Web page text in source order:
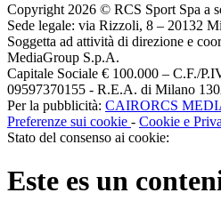
Copyright 2026 © RCS Sport Spa a
Sede legale: via Rizzoli, 8 – 20132
Soggetta ad attività di direzione e
MediaGroup S.p.A.
Capitale Sociale € 100.000 – C.F./
09597370155 - R.E.A. di Milano
Per la pubblicità: CAIRORCS
Preferenze sui cookie - Cookie e
Stato del consenso ai cookie:
Este es un